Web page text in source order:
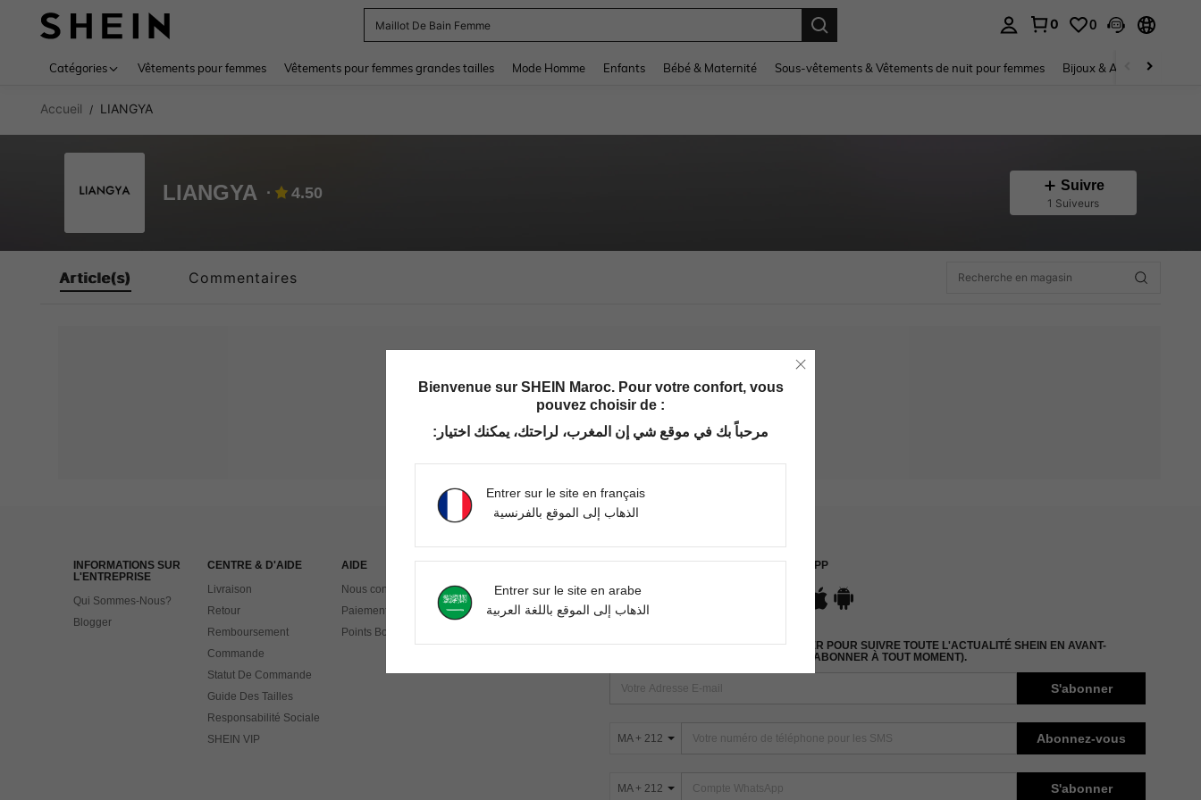
Maillot De Bain Femme
0 0
Catégories Vêtements pour femmes Vêtements pour femmes grandes tailles Mode Homme Enfants Bébé & Maternité Sous-vêtements & Vêtements de nuit pour femmes Bijoux & Accessoires pour
Accueil / LIANGYA
LIANGYA 4.50 Suivre
1 Suiveurs
Article(s) Commentaires
Aucun article trouvé. Veuillez essayer une autre recherche.
INFORMATIONS SUR
L'ENTREPRISE
Qui Sommes-Nous?
Blogger
CENTRE & D'AIDE
Livraison
Retour
Remboursement
Commande
Statut De Commande
Guide Des Tailles
Responsabilité Sociale
SHEIN VIP
AIDE
Nous contacter
Paiement
Points Bonus
TROUVEZ-NOUS SUR APP
ABONNEZ-VOUS À NOTRE NEWSLETTER POUR SUIVRE TOUTE L'ACTUALITÉ SHEIN EN AVANT-
PREMIÈRE ! (VOUS POUVEZ VOUS DÉSABONNER À TOUT MOMENT).
S'abonner
MA + 212 Abonnez-vous
MA + 212 S'abonner
Bienvenue sur SHEIN Maroc. Pour votre confort, vous
pouvez choisir de :
مرحباً بك في موقع شي إن المغرب، لراحتك، يمكنك اختيار:
Entrer sur le site en français
الذهاب إلى الموقع بالفرنسية
Entrer sur le site en arabe
الذهاب إلى الموقع باللغة العربية